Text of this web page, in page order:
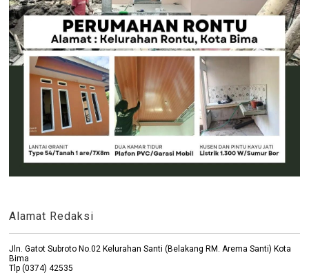
Alamat Redaksi
Jln. Gatot Subroto No.02 Kelurahan Santi (Belakang RM. Arema Santi) Kota
Bima
Tlp (0374) 42535